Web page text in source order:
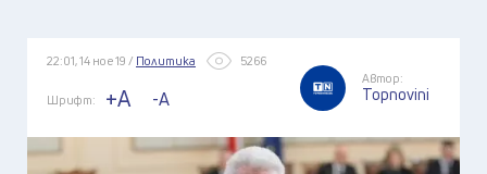
22:01, 14 ное 19 / Политика 5266
Шрифт: +A -A
Автор:
Topnovini